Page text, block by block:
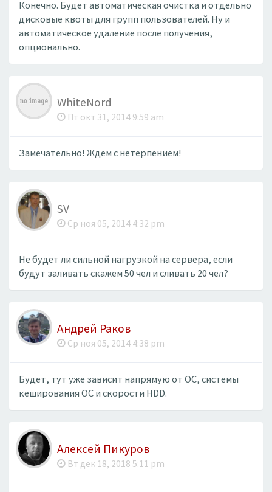
Конечно. Будет автоматическая очистка и отдельно
дисковые квоты для групп пользователей. Ну и
автоматическое удаление после получения,
опционально.
WhiteNord
Пт окт 31, 2014 9:59 am
Замечательно! Ждем с нетерпением!
SV
Ср ноя 05, 2014 4:32 pm
Не будет ли сильной нагрузкой на сервера, если
будут заливать скажем 50 чел и сливать 20 чел?
Андрей Раков
Ср ноя 05, 2014 4:38 pm
Будет, тут уже зависит напрямую от ОС, системы
кеширования ОС и скорости HDD.
Алексей Пикуров
Вт дек 18, 2018 5:11 pm